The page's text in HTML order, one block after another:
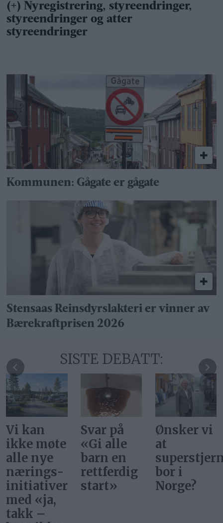
Kommunen: Gågate er gågate
Stensaas Reinsdyrslakteri er vinner av
Bærekraftprisen 2026
SISTE DEBATT:
Svar på
«Gi alle
barn en
rettferdig
start»
Ønsker vi
at
superstjerner
bor i
Norge?
INP
trenger
lokallag
på Røros
og